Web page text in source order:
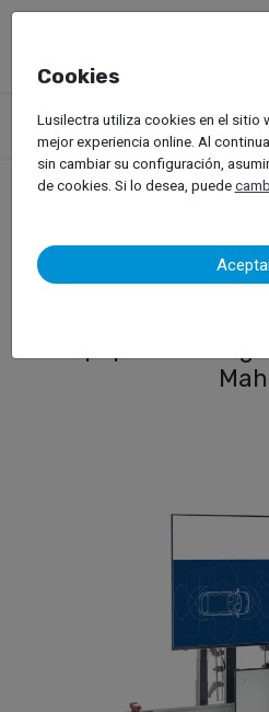
Productos Equipos de Taller
Sistema ADAS
Sistema ADAS
Sistema
Cookies
Lusilectra utiliza cookies en el sitio
mejor experiencia online. Al
sin cambiar su configuración,
de cookies. Si lo desea, puede